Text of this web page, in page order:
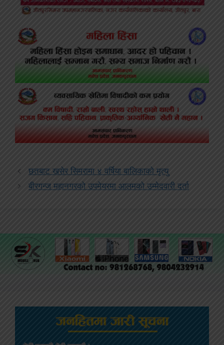
छतबाट खसेर सिमरामा ४ वर्षिया बालिकाको मृत्यु
बीरगन्ज महानगरको उपमेयरमा आलमको उम्मेदवारी दर्ता